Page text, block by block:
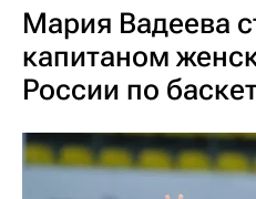
Мария Вадеева
капитаном
России по